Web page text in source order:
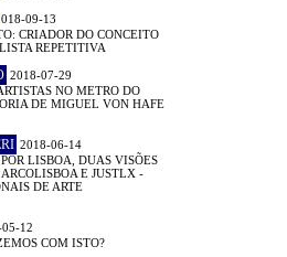
09-13
CRIADOR DO CONCEITO
REPETITIVA
2018-07-29
NO METRO DO
DE MIGUEL VON HAFE
2018-06-14
LISBOA, DUAS VISÕES
E JUSTLX -
DE ARTE
12
COM ISTO?